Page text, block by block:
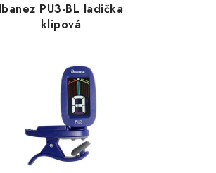
Ibanez PU3-BL ladička
klipová